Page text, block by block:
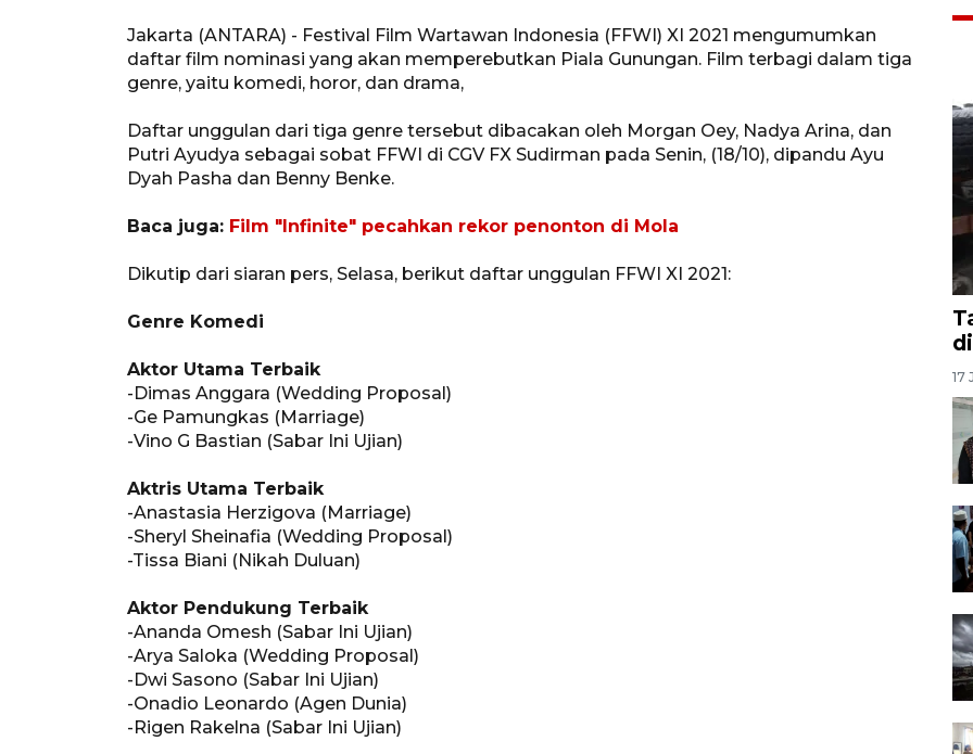
Jakarta (ANTARA) - Festival Film Wartawan Indonesia (FFWI) XI 2021 mengumumkan
daftar film nominasi yang akan memperebutkan Piala Gunungan. Film terbagi dalam tiga
genre, yaitu komedi, horor, dan drama,
Daftar unggulan dari tiga genre tersebut dibacakan oleh Morgan Oey, Nadya Arina, dan
Putri Ayudya sebagai sobat FFWI di CGV FX Sudirman pada Senin, (18/10), dipandu Ayu
Dyah Pasha dan Benny Benke.
Baca juga: Film "Infinite" pecahkan rekor penonton di Mola
Dikutip dari siaran pers, Selasa, berikut daftar unggulan FFWI XI 2021:
Genre Komedi
Aktor Utama Terbaik
-Dimas Anggara (Wedding Proposal)
-Ge Pamungkas (Marriage)
-Vino G Bastian (Sabar Ini Ujian)
Aktris Utama Terbaik
-Anastasia Herzigova (Marriage)
-Sheryl Sheinafia (Wedding Proposal)
-Tissa Biani (Nikah Duluan)
Aktor Pendukung Terbaik
-Ananda Omesh (Sabar Ini Ujian)
-Arya Saloka (Wedding Proposal)
-Dwi Sasono (Sabar Ini Ujian)
-Onadio Leonardo (Agen Dunia)
-Rigen Rakelna (Sabar Ini Ujian)
17